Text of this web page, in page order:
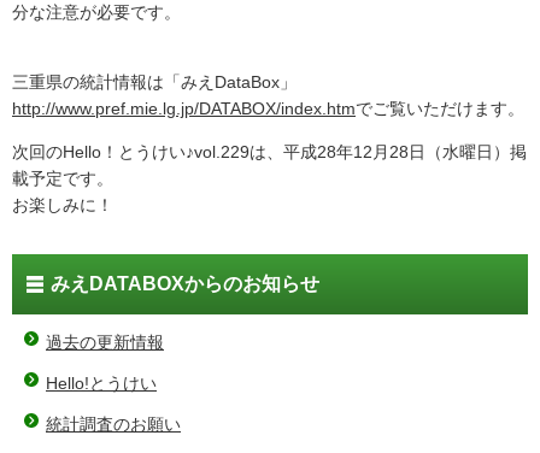
分な注意が必要です。
三重県の統計情報は「みえDataBox」
http://www.pref.mie.lg.jp/DATABOX/index.htmでご覧いただけます。
次回のHello！とうけい♪vol.229は、平成28年12月28日（水曜日）掲
載予定です。
お楽しみに！
みえDATABOXからのお知らせ
過去の更新情報
Hello!とうけい
統計調査のお願い